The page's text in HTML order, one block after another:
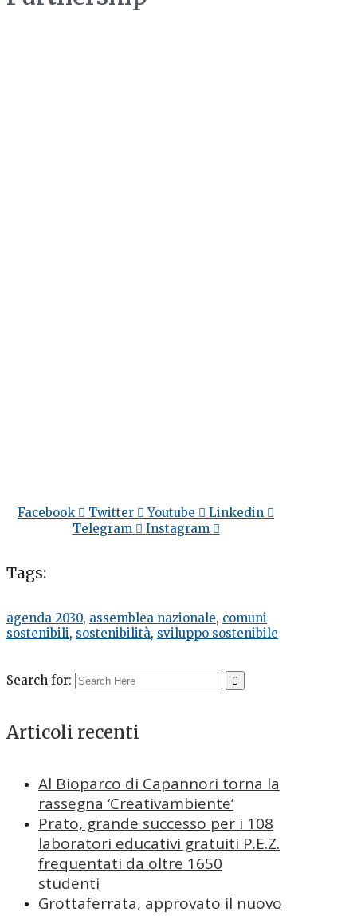
Facebook Twitter Youtube
Linkedin
Telegram
Instagram
Tags:
agenda 2030, assemblea nazionale, comuni
sostenibili, sostenibilità, sviluppo sostenibile
Search for:
Articoli recenti
Al Bioparco di Capannori torna la
rassegna ‘Creativambiente’
Prato, grande successo per i 108
laboratori educativi gratuiti P.E.Z.
frequentati da oltre 1650
studenti
Grottaferrata, approvato il nuovo